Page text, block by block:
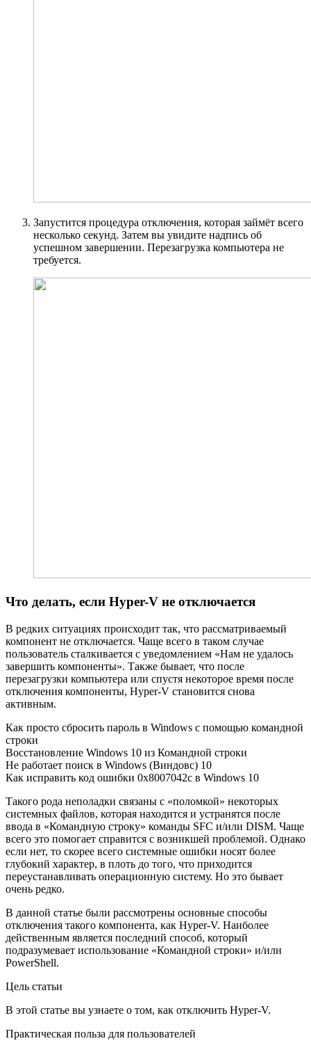
Запустится процедура отключения, которая займёт всего
несколько секунд. Затем вы увидите надпись об
успешном завершении. Перезагрузка компьютера не
требуется.
Что делать, если Hyper-V не отключается
В редких ситуациях происходит так, что рассматриваемый
компонент не отключается. Чаще всего в таком случае
пользователь сталкивается с уведомлением «Нам не удалось
завершить компоненты». Также бывает, что после
перезагрузки компьютера или спустя некоторое время после
отключения компоненты, Hyper-V становится снова
активным.
Как просто сбросить пароль в Windows с помощью командной
строки
Восстановление Windows 10 из Командной строки
Не работает поиск в Windows (Виндовс) 10
Как исправить код ошибки 0x8007042c в Windows 10
Такого рода неполадки связаны с «поломкой» некоторых
системных файлов, которая находится и устранятся после
ввода в «Командную строку» команды SFC и/или DISM. Чаще
всего это помогает справится с возникшей проблемой. Однако
если нет, то скорее всего системные ошибки носят более
глубокий характер, в плоть до того, что приходится
переустанавливать операционную систему. Но это бывает
очень редко.
В данной статье были рассмотрены основные способы
отключения такого компонента, как Hyper-V. Наиболее
действенным является последний способ, который
подразумевает использование «Командной строки» и/или
PowerShell.
Цель статьи
В этой статье вы узнаете о том, как отключить Hyper-V.
Практическая польза для пользователей